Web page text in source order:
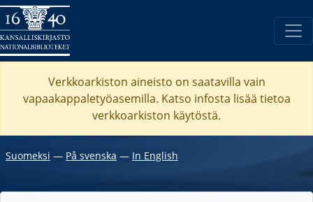
Verkkoarkiston aineisto on saatavilla vain
vapaakappaletyöasemilla. Katso infosta lisää tietoa
verkkoarkiston käytöstä.
Suomeksi ― På svenska ― In English